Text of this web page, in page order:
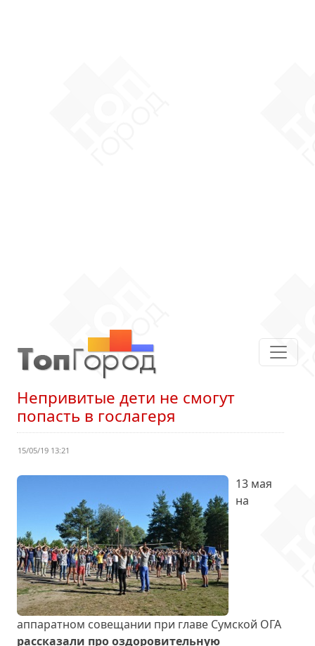
Непривитые дети не смогут
попасть в гослагеря
15/05/19 13:21
13 мая
на
аппаратном совещании при главе Сумской ОГА
рассказали про оздоровительную